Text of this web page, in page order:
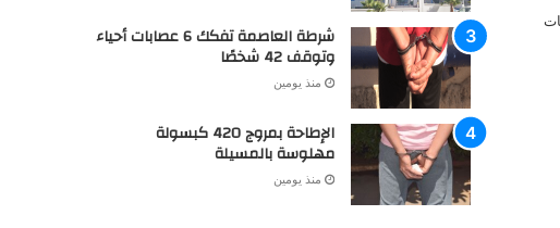
اشهار: بـوادي صــنـدرة: نشر مستخرج بيع حقوق عقارية
منذ يومين
اخر الاخبار
سفيان بوعنداس رئيسًا جديدًا